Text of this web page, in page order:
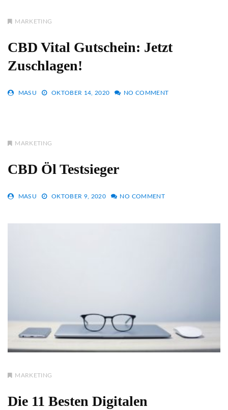
MARKETING
CBD Vital Gutschein: Jetzt
Zuschlagen!
MASU OKTOBER 14, 2020 NO COMMENT
MARKETING
CBD Öl Testsieger
MASU OKTOBER 9, 2020 NO COMMENT
MARKETING
Die 11 Besten Digitalen